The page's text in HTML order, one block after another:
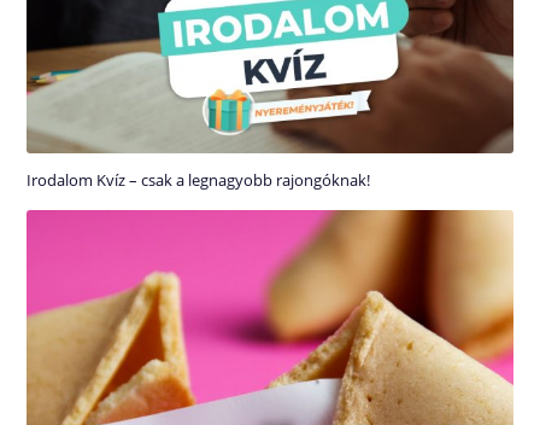
Irodalom Kvíz – csak a legnagyobb rajongóknak!